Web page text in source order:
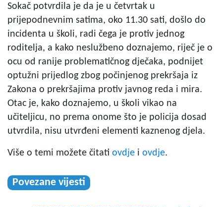
Sokač potvrdila je da je u četvrtak u
prijepodnevnim satima, oko 11.30 sati, došlo do
incidenta u školi, radi čega je protiv jednog
roditelja, a kako neslužbeno doznajemo, riječ je o
ocu od ranije problematičnog dječaka, podnijet
optužni prijedlog zbog počinjenog prekršaja iz
Zakona o prekršajima protiv javnog reda i mira.
Otac je, kako doznajemo, u školi vikao na
učiteljicu, no prema onome što je policija dosad
utvrdila, nisu utvrđeni elementi kaznenog djela.
Više o temi možete čitati ovdje i ovdje.
Povezane vijesti